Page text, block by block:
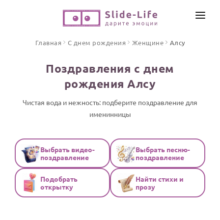
Видео поздравления
Песни поздравления
Стихи и тексты
ПРАЗДНИКИ
С Днем рождения
ИНСТРУМЕНТЫ
ОТЗЫВЫ
Главная С днем рождения Женщине Алсу
Поздравления с днем
рождения Алсу
Чистая вода и нежность: подберите поздравление для
именинницы
Выбрать видео-
поздравление
Выбрать песню-
поздравление
Подобрать
открытку
Найти стихи и
прозу